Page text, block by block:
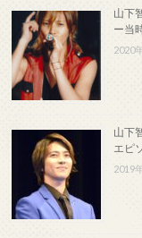
山下
ー当
2020
山下
エピ
2019